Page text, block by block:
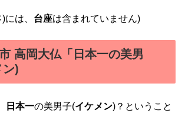
)には、 台座は含まれていません)
高岡大仏「日本一の美男
ン)
日本一の美男子(イケメン)？ということ